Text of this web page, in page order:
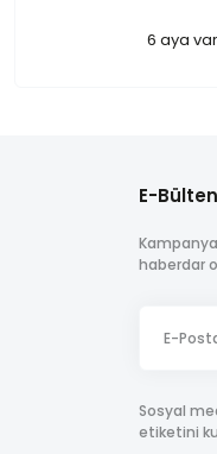
6 aya
E-
haberdar
Sosyal
etiketini